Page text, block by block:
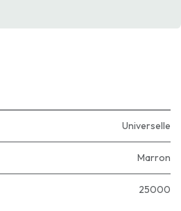
Universelle
Marron
25000